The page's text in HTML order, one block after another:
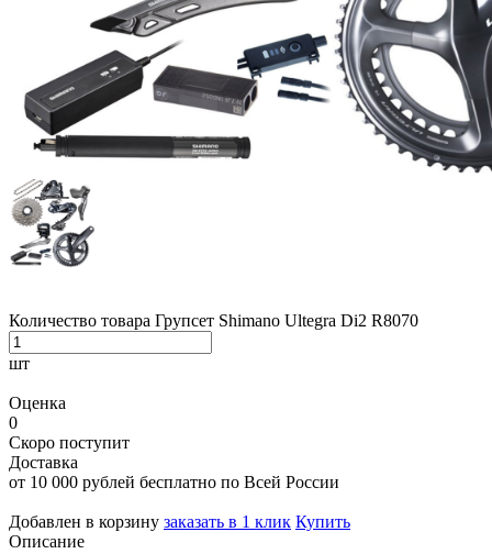
Количество товара Групсет Shimano Ultegra Di2 R8070
шт
Оценка
0
Скоро поступит
Доставка
от 10 000 рублей бесплатно по Всей России
Добавлен в корзину заказать в 1 клик Купить
Описание